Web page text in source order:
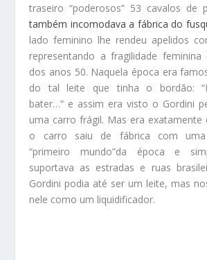
traseiro “poderosos” 53 cavalos de
também incomodava a fábrica do
lado feminino lhe rendeu apelidos
representando a fragilidade feminina
dos anos 50. Naquela época era
do tal leite que tinha o bordão:
bater…” e assim era visto o Gordini
uma carro frágil. Mas era
o carro saiu de fábrica com uma
“primeiro mundo”da época e
suportava as estradas e ruas
Gordini podia até ser um leite, mas
nele como um liquidificador.